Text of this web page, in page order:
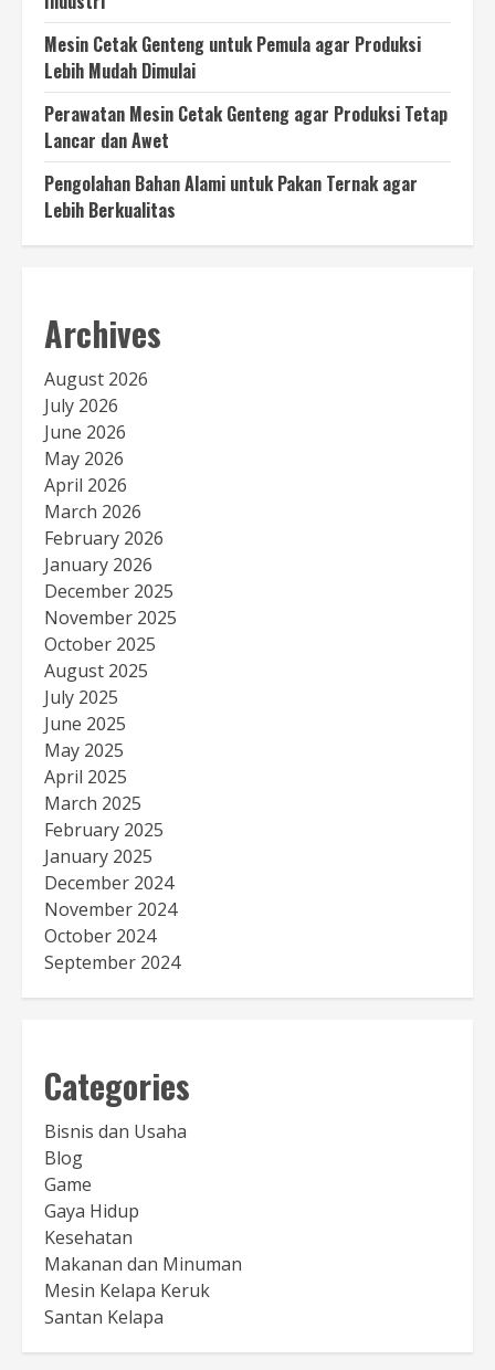
Mesin Cetak Genteng untuk Pemula agar Produksi
Lebih Mudah Dimulai
Perawatan Mesin Cetak Genteng agar Produksi Tetap
Lancar dan Awet
Pengolahan Bahan Alami untuk Pakan Ternak agar
Lebih Berkualitas
Archives
August 2026
July 2026
June 2026
May 2026
April 2026
March 2026
February 2026
January 2026
December 2025
November 2025
October 2025
August 2025
July 2025
June 2025
May 2025
April 2025
March 2025
February 2025
January 2025
December 2024
November 2024
October 2024
September 2024
Categories
Bisnis dan Usaha
Blog
Game
Gaya Hidup
Kesehatan
Makanan dan Minuman
Mesin Kelapa Keruk
Santan Kelapa